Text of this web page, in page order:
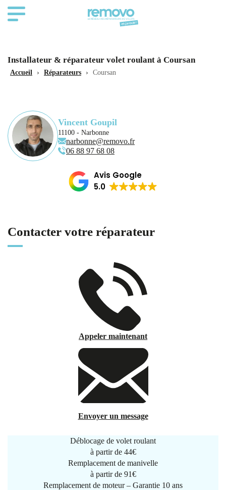
Installateur & réparateur volet roulant à Coursan
Accueil › Réparateurs › Coursan
Vincent Goupil
11100 - Narbonne
narbonne@removo.fr
06 88 97 68 08
Avis Google
5.0
Contacter votre réparateur
Appeler maintenant
Envoyer un message
Déblocage de volet roulant
à partir de 44€
Remplacement de manivelle
à partir de 91€
Remplacement de moteur – Garantie 10 ans